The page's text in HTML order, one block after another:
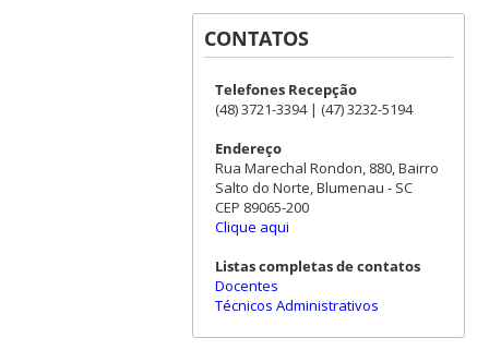
CONTATOS
Telefones Recepção
(48) 3721-3394 | (47) 3232-5194
Endereço
Rua Marechal Rondon, 880, Bairro
Salto do Norte, Blumenau - SC
CEP 89065-200
Clique aqui
Listas completas de contatos
Docentes
Técnicos Administrativos